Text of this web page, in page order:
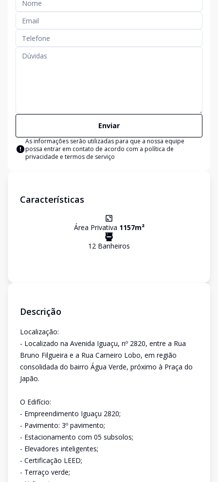
Enviar
As informações serão utilizadas para que a nossa equipe
possa entrar em contato de acordo com a política de
privacidade e termos de serviço
Características
Área Privativa 1157m²
12 Banheiros
Descrição
Localização:
- Localizado na Avenida Iguaçu, nº 2820, entre a Rua
Bruno Filgueira e a Rua Carneiro Lobo, em região
consolidada do bairro Água Verde, próximo à Praça do
Japão.
O Edifício:
- Empreendimento Iguaçu 2820;
- Pavimento: 3º pavimento;
- Estacionamento com 05 subsolos;
- Elevadores inteligentes;
- Certificação LEED;
- Terraço verde;